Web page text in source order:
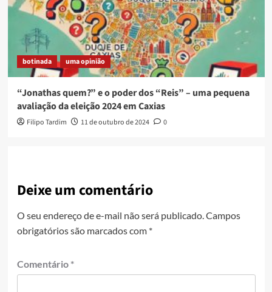
botinada uma opinião
“Jonathas quem?” e o poder dos “Reis” – uma pequena
avaliação da eleição 2024 em Caxias
Filipo Tardim 11 de outubro de 2024 0
Deixe um comentário
O seu endereço de e-mail não será publicado.Campos
obrigatórios são marcados com *
Comentário *